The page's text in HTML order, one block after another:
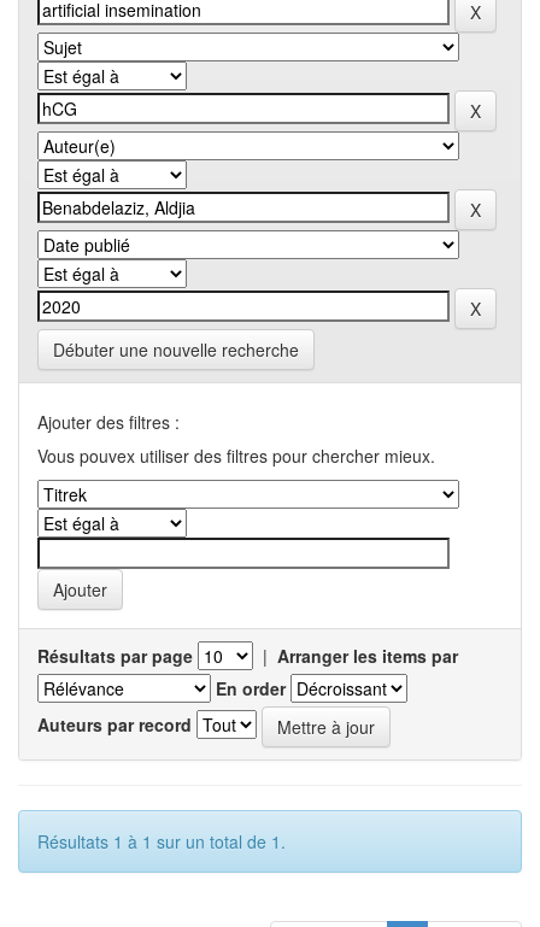
Débuter une nouvelle recherche
Ajouter des filtres :
Vous pouvex utiliser des filtres pour chercher mieux.
Résultats par page | Arranger les items par
En order
Auteurs par record
Résultats 1 à 1 sur un total de 1.